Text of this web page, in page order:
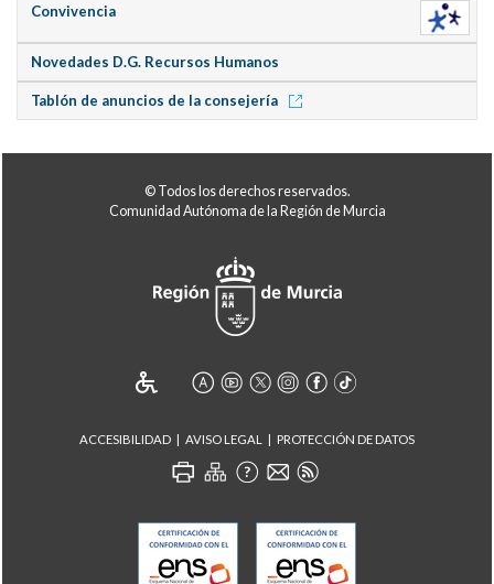
Convivencia
Novedades D.G. Recursos Humanos
Tablón de anuncios de la consejería
© Todos los derechos reservados.
Comunidad Autónoma de la Región de Murcia
ACCESIBILIDAD AVISO LEGAL PROTECCIÓN DE DATOS